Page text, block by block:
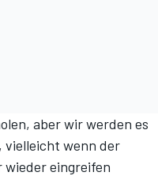
aber wir werden es
wenn der
wieder eingreifen